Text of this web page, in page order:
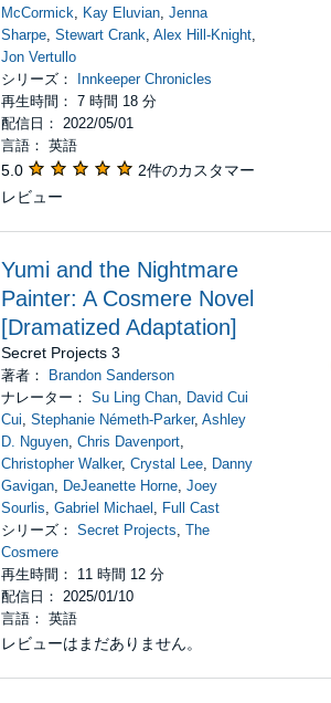
McCormick, Kay Eluvian,Jenna
Sharpe,Stewart Crank,Alex Hill-Knight,
Jon Vertullo
シリーズ：
Innkeeper Chronicles
再生時間： 7 時間 18 分
配信日： 2022/05/01
言語： 英語
5.0
2件のカスタマー
レビュー
Yumi and the Nightmare
Painter: A Cosmere Novel
[Dramatized Adaptation]
Secret Projects 3
著者：
Brandon Sanderson
ナレーター：Su Ling Chan, David Cui
Cui,Stephanie Németh-Parker,Ashley
D. Nguyen,Chris Davenport,
Christopher Walker,Crystal Lee, Danny
Gavigan, DeJeanette Horne,Joey
Sourlis,Gabriel Michael , Full Cast
シリーズ：Secret Projects,The
Cosmere
再生時間： 11 時間 12 分
配信日： 2025/01/10
言語： 英語
レビューはまだありません。